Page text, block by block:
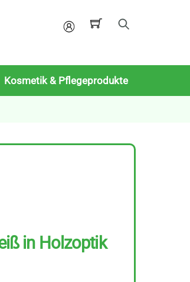
Mein
Kosmetik & Pflegeprodukte
in Holzoptik